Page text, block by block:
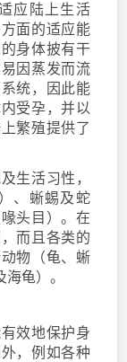
应陆上生活
面的适应能
身体披有干
因蒸发而流
统，因此能
受孕，并以
繁殖提供了
生活习性，
、蜥蜴及蛇
头目）。在
而且各类的
物（龟、蜥
龟）。
效地保护身
，例如各种